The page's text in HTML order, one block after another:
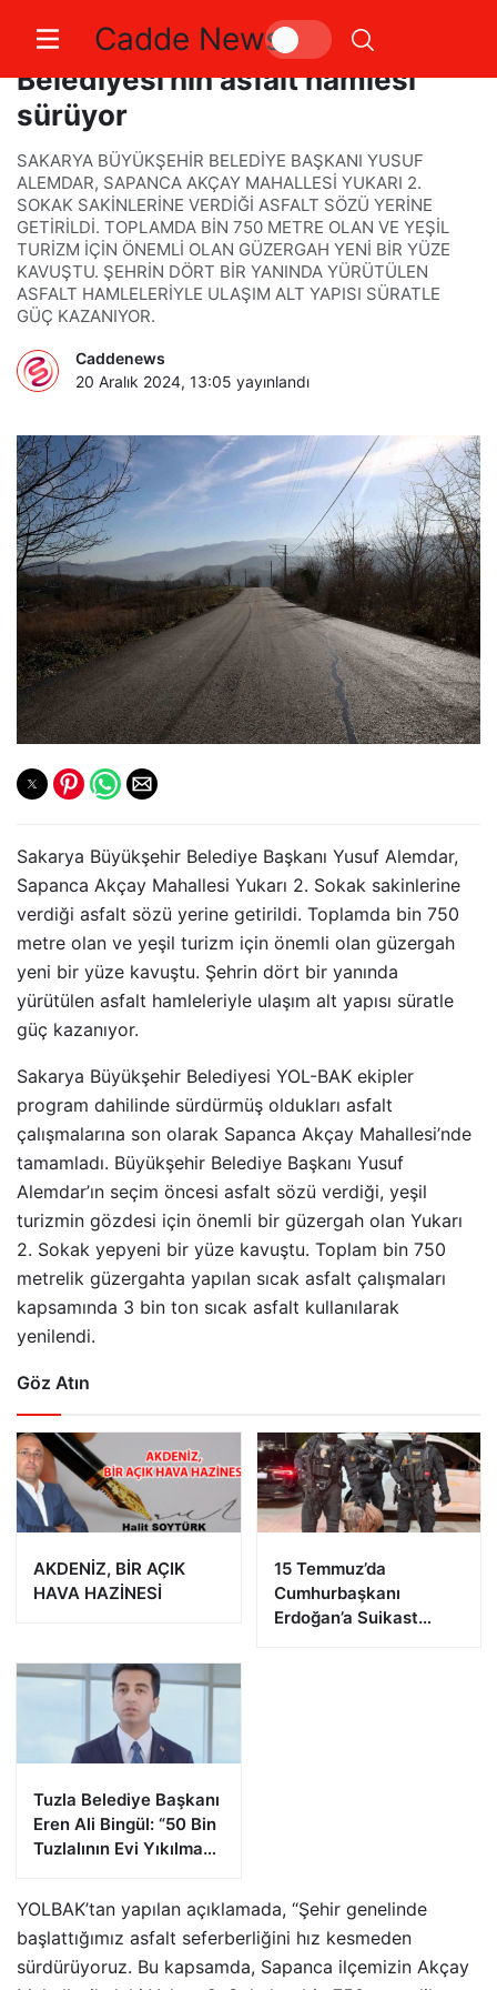
Cadde News
Sakarya’da Büyükşehir
Belediyesi’nin asfalt hamlesi
sürüyor
SAKARYA BÜYÜKŞEHİR BELEDİYE BAŞKANI YUSUF
ALEMDAR, SAPANCA AKÇAY MAHALLESİ YUKARI 2.
SOKAK SAKİNLERİNE VERDİĞİ ASFALT SÖZÜ YERİNE
GETİRİLDİ. TOPLAMDA BİN 750 METRE OLAN VE YEŞİL
TURİZM İÇİN ÖNEMLİ OLAN GÜZERGAH YENİ BİR YÜZE
KAVUŞTU. ŞEHRİN DÖRT BİR YANINDA YÜRÜTÜLEN
ASFALT HAMLELERİYLE ULAŞIM ALT YAPISI SÜRATLE
GÜÇ KAZANIYOR.
Caddenews
20 Aralık 2024, 13:05 yayınlandı
Sakarya Büyükşehir Belediye Başkanı Yusuf Alemdar,
Sapanca Akçay Mahallesi Yukarı 2. Sokak sakinlerine
verdiği asfalt sözü yerine getirildi. Toplamda bin 750
metre olan ve yeşil turizm için önemli olan güzergah
yeni bir yüze kavuştu. Şehrin dört bir yanında
yürütülen asfalt hamleleriyle ulaşım alt yapısı süratle
güç kazanıyor.
Sakarya Büyükşehir Belediyesi YOL-BAK ekipler
program dahilinde sürdürmüş oldukları asfalt
çalışmalarına son olarak Sapanca Akçay Mahallesi’nde
tamamladı. Büyükşehir Belediye Başkanı Yusuf
Alemdar’ın seçim öncesi asfalt sözü verdiği, yeşil
turizmin gözdesi için önemli bir güzergah olan Yukarı
2. Sokak yepyeni bir yüze kavuştu. Toplam bin 750
metrelik güzergahta yapılan sıcak asfalt çalışmaları
kapsamında 3 bin ton sıcak asfalt kullanılarak
yenilendi.
Göz Atın
AKDENİZ, BİR AÇIK
HAVA HAZİNESİ
15 Temmuz’da
Cumhurbaşkanı
Erdoğan’a Suikast
Tuzla Belediye Başkanı
Eren Ali Bingül: “50 Bin
Tuzlalının Evi Yıkılma
YOLBAK’tan yapılan açıklamada, “Şehir genelinde
başlattığımız asfalt seferberliğini hız kesmeden
sürdürüyoruz. Bu kapsamda, Sapanca ilçemizin Akçay